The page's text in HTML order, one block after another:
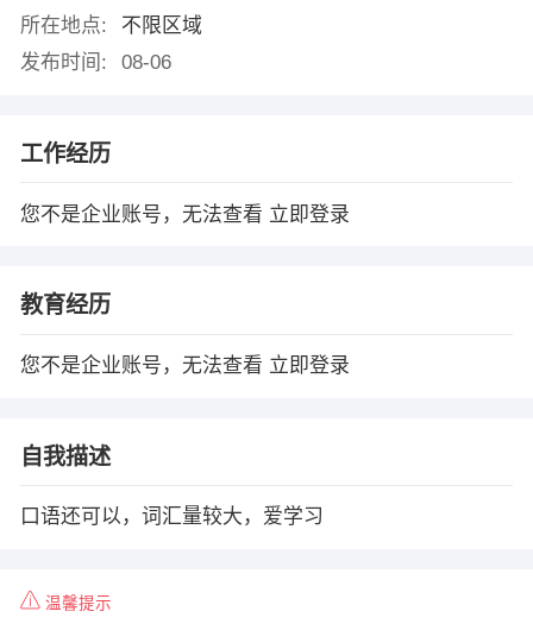
所在地点:
不限区域
发布时间:
08-06
工作经历
您不是企业账号，无法查看 立即登录
教育经历
您不是企业账号，无法查看 立即登录
自我描述
口语还可以，词汇量较大，爱学习
温馨提示